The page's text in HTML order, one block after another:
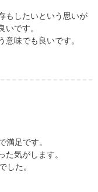
もしたいという思いが
です。
味でも良いです。
満足です。
気がします。
した。